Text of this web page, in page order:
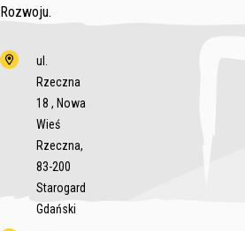
Rozwoju.
ul.
Rzeczna
18 , Nowa
Wieś
Rzeczna,
83-200
Starogard
Gdański